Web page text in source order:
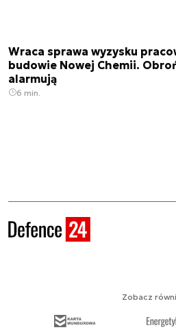
Wraca sprawa wyzysku
budowie Nowej Chemii.
alarmują
6 min.
Zobacz